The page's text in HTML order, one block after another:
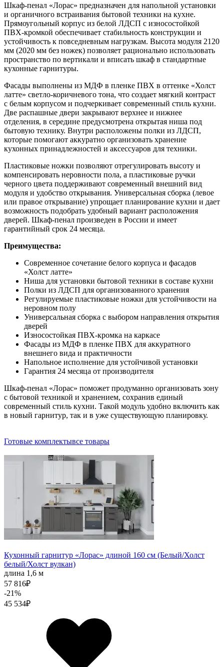
Шкаф-пенал «Лорас» предназначен для напольной установки
и органичного встраивания бытовой техники на кухне.
Прямоугольный корпус из белой ЛДСП с износостойкой
ПВХ-кромкой обеспечивает стабильность конструкции и
устойчивость к повседневным нагрузкам. Высота модуля 2120
мм (2020 мм без ножек) позволяет рационально использовать
пространство по вертикали и вписать шкаф в стандартные
кухонные гарнитуры.
Фасады выполнены из МДФ в пленке ПВХ в оттенке «Холст
латте» светло-коричневого тона, что создает мягкий контраст
с белым корпусом и подчеркивает современный стиль кухни.
Две распашные двери закрывают верхнее и нижнее
отделения, в середине предусмотрена открытая ниша под
бытовую технику. Внутри расположены полки из ЛДСП,
которые помогают аккуратно организовать хранение
кухонных принадлежностей и аксессуаров для техники.
Пластиковые ножки позволяют отрегулировать высоту и
компенсировать неровности пола, а пластиковые ручки
черного цвета поддерживают современный внешний вид
модуля и удобство открывания. Универсальная сборка (левое
или правое открывание) упрощает планирование кухни и дает
возможность подобрать удобный вариант расположения
дверей. Шкаф-пенал произведен в России и имеет
гарантийный срок 24 месяца.
Преимущества:
Современное сочетание белого корпуса и фасадов
«Холст латте»
Ниша для установки бытовой техники в составе кухни
Полки из ЛДСП для организованного хранения
Регулируемые пластиковые ножки для устойчивости на
неровном полу
Универсальная сборка с выбором направления открытия
дверей
Износостойкая ПВХ-кромка на каркасе
Фасады из МДФ в пленке ПВХ для аккуратного
внешнего вида и практичности
Напольное исполнение для устойчивой установки
Гарантия 24 месяца от производителя
Шкаф-пенал «Лорас» поможет продуманно организовать зону
с бытовой техникой и хранением, сохранив единый
современный стиль кухни. Такой модуль удобно включить как
в новый гарнитур, так и в уже существующую планировку.
Готовые комплектывсе товары
Кухонный гарнитур «Лорас» длиной 160 см (Белый/Холст
белый/Холст вулкан)
длина 1,6 м
57 816₽
-21%
45 534₽